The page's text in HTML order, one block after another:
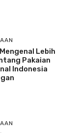
Lebih
Pakaian
Indonesia